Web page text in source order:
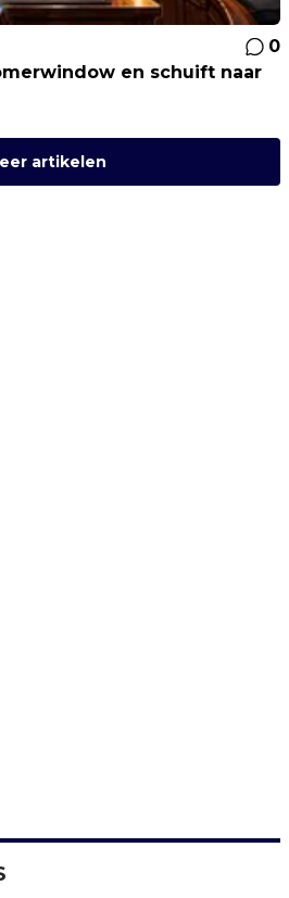
0
en schuift naar
artikelen